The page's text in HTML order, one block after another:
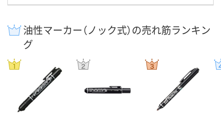
油性マーカー（ノック式）の売れ筋ランキン
グ